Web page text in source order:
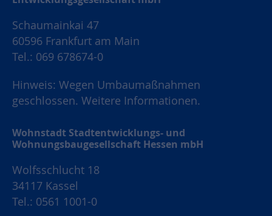
Schaumainkai 47
60596 Frankfurt am Main
Tel.: 069 678674-0
Hinweis: Wegen Umbaumaßnahmen
geschlossen. Weitere Informationen.
Wohnstadt Stadtentwicklungs- und
Wohnungsbaugesellschaft Hessen mbH
Wolfsschlucht 18
34117 Kassel
Tel.: 0561 1001-0